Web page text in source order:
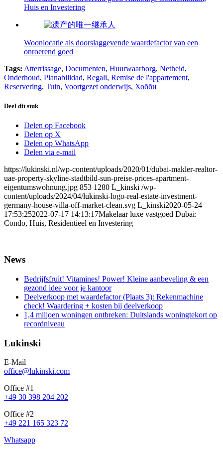
Huis en Investering
Woonlocatie als doorslaggevende waardefactor van een
onroerend goed
Tags: Atterrissage, Documenten, Huurwaarborg, Netheid,
Onderhoud, Planabilidad, Regali, Remise de l'appartement,
Reservering, Tuin, Voortgezet onderwijs, Хобби
Deel dit stuk
Delen op Facebook
Delen op X
Delen op WhatsApp
Delen via e-mail
https://lukinski.nl/wp-content/uploads/2020/01/dubai-makler-realtor-
uae-property-skyline-stadtbild-sun-preise-prices-apartment-
eigentumswohnung.jpg 853 1280 L_kinski /wp-
content/uploads/2024/04/lukinski-logo-real-estate-investment-
germany-house-villa-off-market-clean.svg L_kinski2020-05-24
17:53:252022-07-17 14:13:17Makelaar luxe vastgoed Dubai:
Condo, Huis, Residentieel en Investering
News
Bedrijfsfruit! Vitamines! Power! Kleine aanbeveling & een
gezond idee voor je kantoor
Deelverkoop met waardefactor (Plaats 3): Rekenmachine
check! Waardering + kosten bij deelverkoop
1,4 miljoen woningen ontbreken: Duitslands woningtekort op
recordniveau
Lukinski
E-Mail
office@lukinski.com
Office #1
+49 30 398 204 202
Office #2
+49 221 165 323 72
Whatsapp